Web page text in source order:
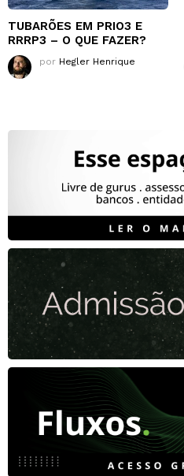
TUBARÕES EM PRIO3 E
RRRP3 – O QUE FAZER?
por Hegler Henrique